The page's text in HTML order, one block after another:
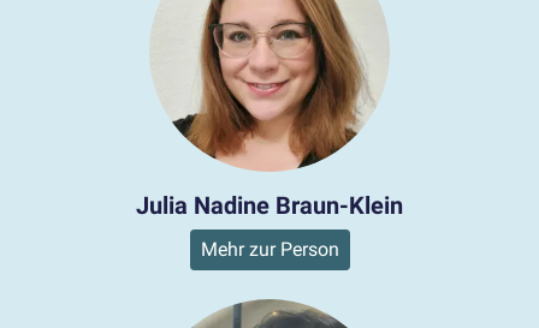
Julia Nadine Braun-Klein
Mehr zur Person